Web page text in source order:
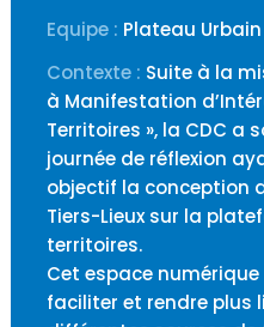
Equipe : Plateau Urbain
Contexte : Suite à la
à Manifestation
Territoires », la CDC a
journée de réflexion
objectif la conception
Tiers-Lieux sur la
territoires.
Cet espace
faciliter et rendre plus